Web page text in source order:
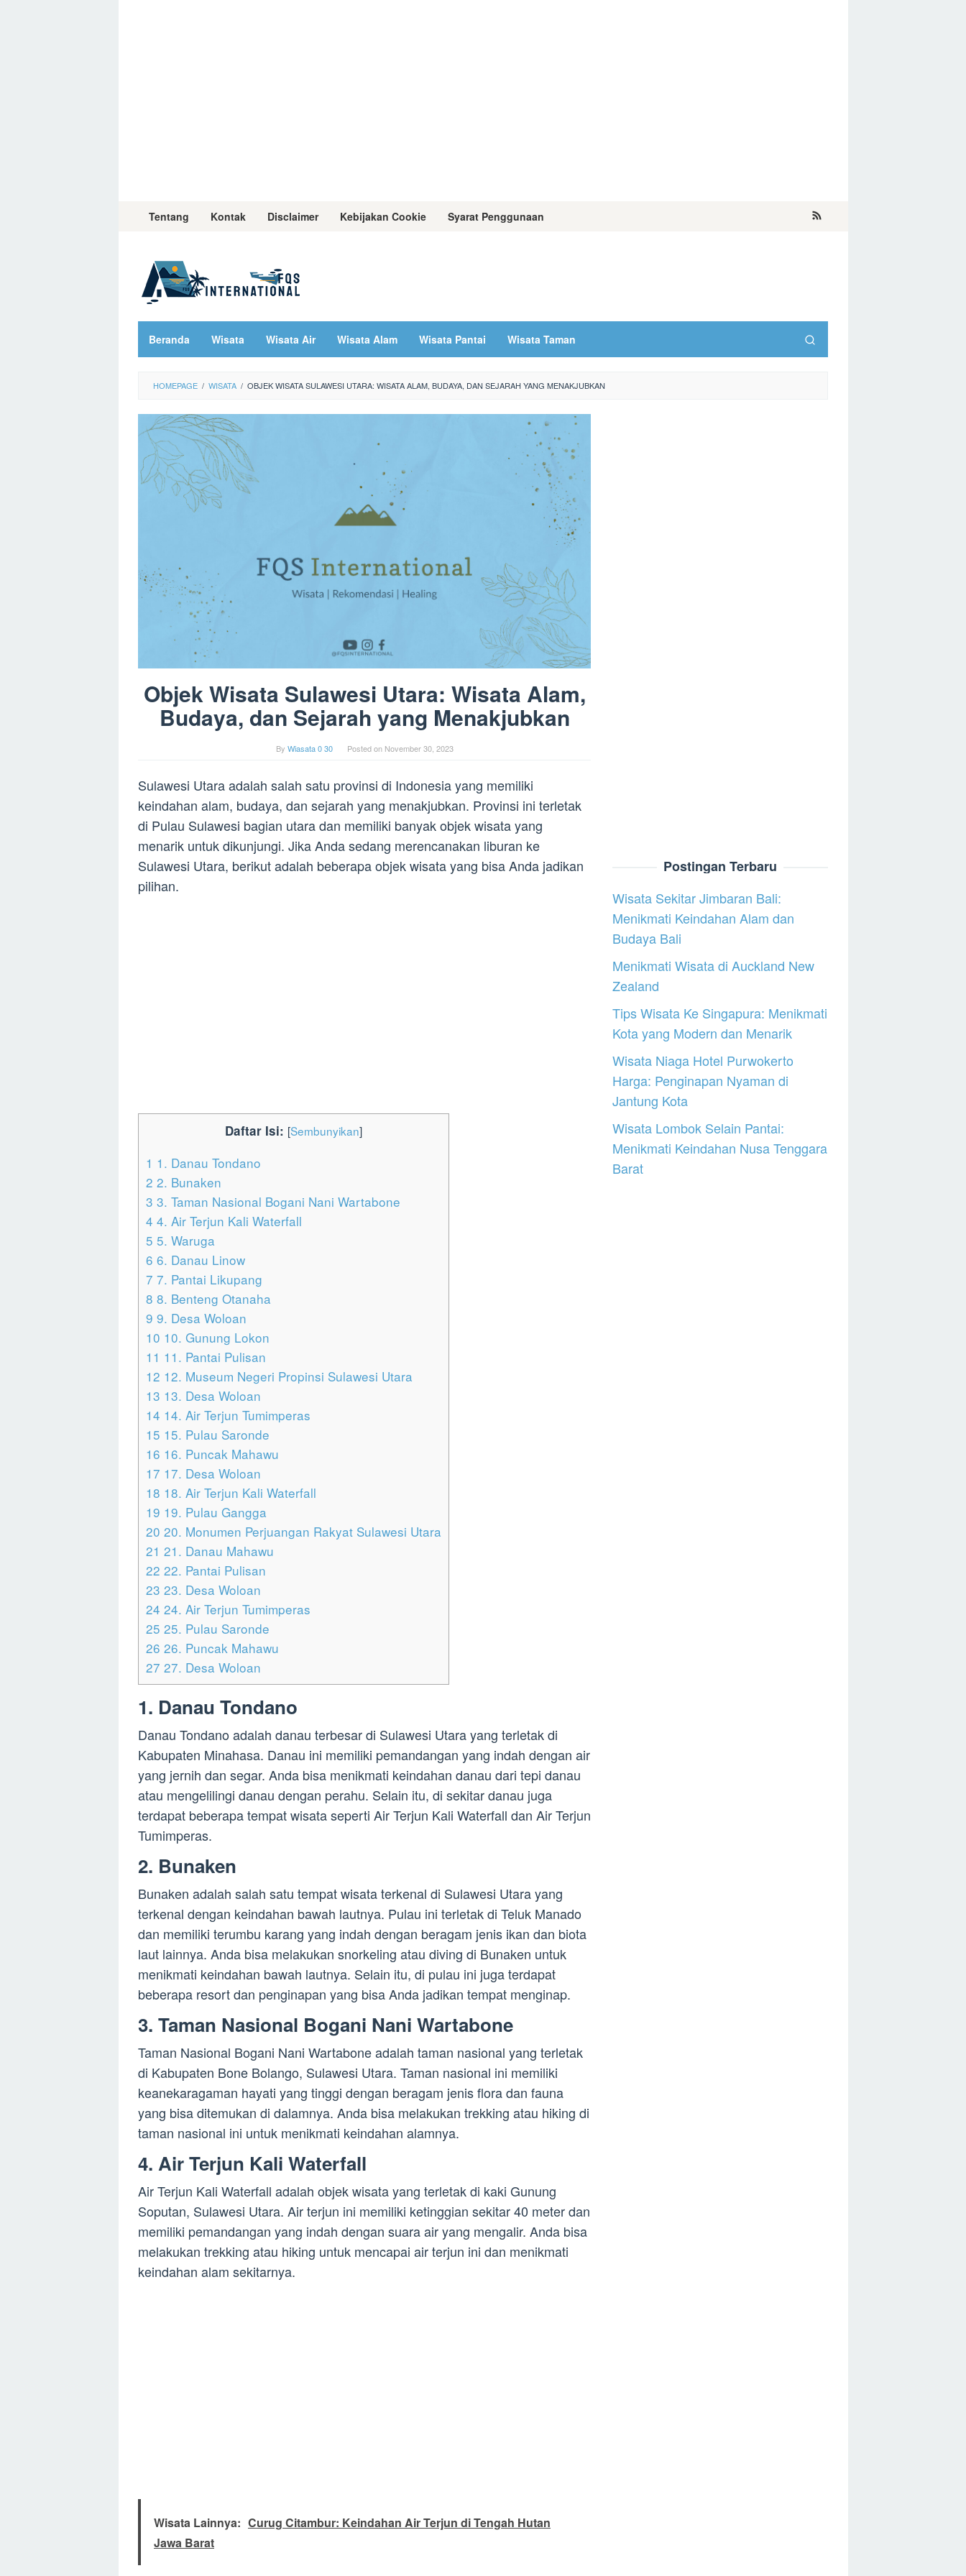
Tentang Kontak Disclaimer Kebijakan Cookie Syarat Penggunaan
Beranda Wisata Wisata Air Wisata Alam Wisata Pantai Wisata Taman
HOMEPAGE / WISATA / OBJEK WISATA SULAWESI UTARA: WISATA ALAM, BUDAYA, DAN SEJARAH YANG MENAKJUBKAN
Objek Wisata Sulawesi Utara: Wisata Alam,
Budaya, dan Sejarah yang Menakjubkan
By Wiasata 0 30 Posted on November 30, 2023
Sulawesi Utara adalah salah satu provinsi di Indonesia yang memiliki
keindahan alam, budaya, dan sejarah yang menakjubkan. Provinsi ini terletak
di Pulau Sulawesi bagian utara dan memiliki banyak objek wisata yang
menarik untuk dikunjungi. Jika Anda sedang merencanakan liburan ke
Sulawesi Utara, berikut adalah beberapa objek wisata yang bisa Anda jadikan
pilihan.
Daftar Isi: [Sembunyikan]
1 1. Danau Tondano
2 2. Bunaken
3 3. Taman Nasional Bogani Nani Wartabone
4 4. Air Terjun Kali Waterfall
5 5. Waruga
6 6. Danau Linow
7 7. Pantai Likupang
8 8. Benteng Otanaha
9 9. Desa Woloan
10 10. Gunung Lokon
11 11. Pantai Pulisan
12 12. Museum Negeri Propinsi Sulawesi Utara
13 13. Desa Woloan
14 14. Air Terjun Tumimperas
15 15. Pulau Saronde
16 16. Puncak Mahawu
17 17. Desa Woloan
18 18. Air Terjun Kali Waterfall
19 19. Pulau Gangga
20 20. Monumen Perjuangan Rakyat Sulawesi Utara
21 21. Danau Mahawu
22 22. Pantai Pulisan
23 23. Desa Woloan
24 24. Air Terjun Tumimperas
25 25. Pulau Saronde
26 26. Puncak Mahawu
27 27. Desa Woloan
1. Danau Tondano
Danau Tondano adalah danau terbesar di Sulawesi Utara yang terletak di
Kabupaten Minahasa. Danau ini memiliki pemandangan yang indah dengan air
yang jernih dan segar. Anda bisa menikmati keindahan danau dari tepi danau
atau mengelilingi danau dengan perahu. Selain itu, di sekitar danau juga
terdapat beberapa tempat wisata seperti Air Terjun Kali Waterfall dan Air Terjun
Tumimperas.
2. Bunaken
Bunaken adalah salah satu tempat wisata terkenal di Sulawesi Utara yang
terkenal dengan keindahan bawah lautnya. Pulau ini terletak di Teluk Manado
dan memiliki terumbu karang yang indah dengan beragam jenis ikan dan biota
laut lainnya. Anda bisa melakukan snorkeling atau diving di Bunaken untuk
menikmati keindahan bawah lautnya. Selain itu, di pulau ini juga terdapat
beberapa resort dan penginapan yang bisa Anda jadikan tempat menginap.
3. Taman Nasional Bogani Nani Wartabone
Taman Nasional Bogani Nani Wartabone adalah taman nasional yang terletak
di Kabupaten Bone Bolango, Sulawesi Utara. Taman nasional ini memiliki
keanekaragaman hayati yang tinggi dengan beragam jenis flora dan fauna
yang bisa ditemukan di dalamnya. Anda bisa melakukan trekking atau hiking di
taman nasional ini untuk menikmati keindahan alamnya.
4. Air Terjun Kali Waterfall
Air Terjun Kali Waterfall adalah objek wisata yang terletak di kaki Gunung
Soputan, Sulawesi Utara. Air terjun ini memiliki ketinggian sekitar 40 meter dan
memiliki pemandangan yang indah dengan suara air yang mengalir. Anda bisa
melakukan trekking atau hiking untuk mencapai air terjun ini dan menikmati
keindahan alam sekitarnya.
Wisata Lainnya: Curug Citambur: Keindahan Air Terjun di Tengah Hutan
Jawa Barat
Postingan Terbaru
Wisata Sekitar Jimbaran Bali:
Menikmati Keindahan Alam dan
Budaya Bali
Menikmati Wisata di Auckland New
Zealand
Tips Wisata Ke Singapura: Menikmati
Kota yang Modern dan Menarik
Wisata Niaga Hotel Purwokerto
Harga: Penginapan Nyaman di
Jantung Kota
Wisata Lombok Selain Pantai:
Menikmati Keindahan Nusa Tenggara
Barat